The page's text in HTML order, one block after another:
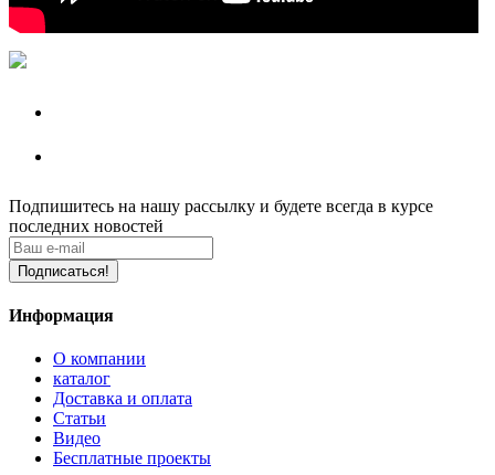
Подпишитесь на нашу рассылку и будете всегда в курсе
последних новостей
Подписаться!
Информация
О компании
каталог
Доставка и оплата
Статьи
Видео
Бесплатные проекты